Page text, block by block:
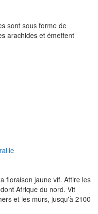
sont sous forme de
arachides et émettent
floraison jaune vif. Attire les
Afrique du nord. Vit
et les murs, jusqu'à 2100